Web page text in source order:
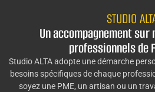
STUDIO
Un accompagnement
professionnels de
Studio ALTA adopte une démarche
besoins spécifiques de chaque
soyez une PME, un artisan ou un